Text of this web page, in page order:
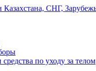
по уходу за телом